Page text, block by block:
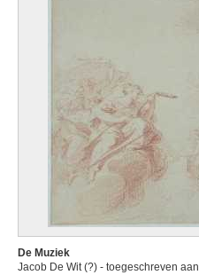
De Muziek
Jacob De Wit (?) - toegeschreven aan